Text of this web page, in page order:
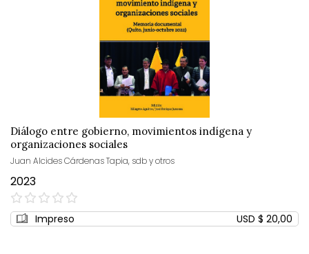
Diálogo entre gobierno, movimientos indígena y
organizaciones sociales
Juan Alcides Cárdenas Tapia, sdb y otros
2023
0%
Impreso USD $ 20,00